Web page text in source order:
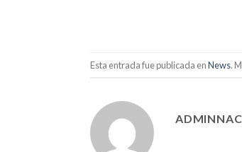
Esta entrada fue publicada enNews.
ADMINNAC